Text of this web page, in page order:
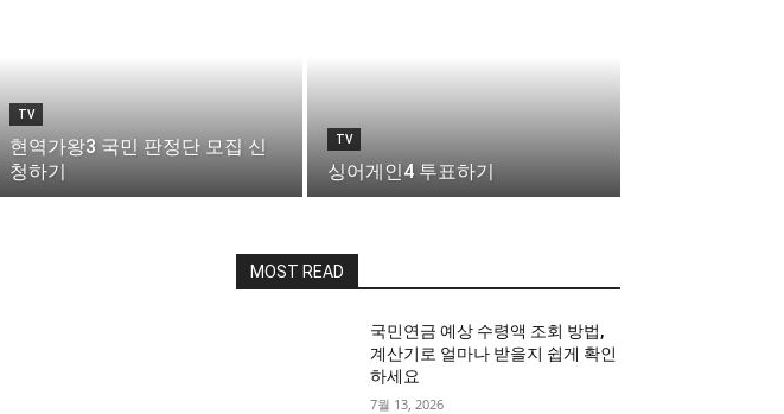
TV
현역가왕3 국민 판정단 모집 신
청하기
TV
싱어게인4 투표하기
MOST READ
국민연금 예상 수령액 조회 방법,
계산기로 얼마나 받을지 쉽게 확인
하세요
7월 13, 2026